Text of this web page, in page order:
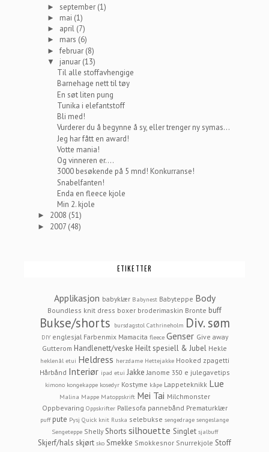
► september (1)
► mai (1)
► april (7)
► mars (6)
►februar (8)
▼ januar (13)
Til alle stoffavhengige
Barnehage nett til tøy
En søt liten pung
Tunika i elefantstoff
Bli med!
Vurderer du å begynne å sy, eller trenger ny symas...
Jeg har fått en award!
Votte mania!
Og vinneren er....
3000 besøkende på 5 mnd! Konkurranse!
Snabelfanten!
Enda en fleece kjole
Min 2. kjole
► 2008 (51)
► 2007 (48)
ETIKETTER
Applikasjon babyklær Babynest Babyteppe Body
Boundless knit dress boxer broderimaskin Bronte buff
Bukse/shorts bursdagstol Cathrineholm Div. søm
DIY englesjal Farbenmix Mamacita fleece Genser Give away
Gutterom Handlenett/veske Heilt spesiell & Jubel Hekle
heklenål etui Heldress herzdame Hettejakke Hooked zpagetti
Hårbånd Interiør ipad etui Jakke Janome 350 e julegavetips
kimono kongekappe kosedyr Kostyme kåpe Lappeteknikk Lue
Malina Mappe Matoppskrift Mei Tai Milchmonster
Oppbevaring Oppskrifter Pallesofa pannebånd Prematurklær
puff pute Pysj Quick knit Ruska selebukse sengedrage sengeslange
Sengeteppe Shelly Shorts silhouette Singlet sjalbuff
Skjerf/hals skjørt sko Smekke Smokkesnor Snurrekjole Stoff